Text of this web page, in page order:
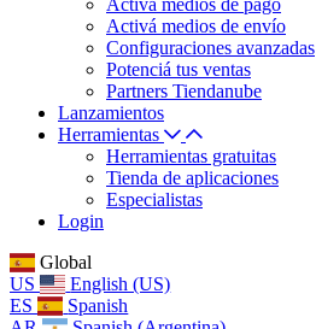
Activá medios de pago
Activá medios de envío
Configuraciones avanzadas
Potenciá tus ventas
Partners Tiendanube
Lanzamientos
Herramientas
Herramientas gratuitas
Tienda de aplicaciones
Especialistas
Login
Global
US
English (US)
ES
Spanish